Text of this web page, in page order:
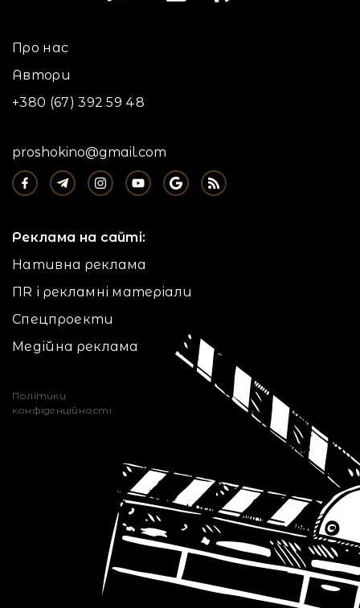
Про нас
Автори
+380 (67) 392 59 48
proshokino@gmail.com
Реклама на сайті:
Нативна реклама
ПR і рекламні матеріали
Спецпроекти
Медійна реклама
Політики
конфіденційності